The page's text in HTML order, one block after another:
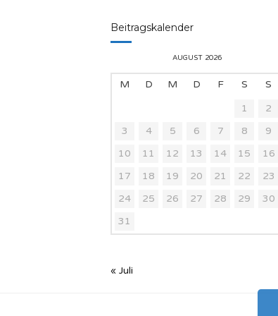
Beitragskalender
AUGUST 2026
M D M D F S
S
1
2
3
4 5 6 7 8
9
10
11 12 13 14 15
16
17
18 19 20 21 22
23
24
25 26 27 28 29
30
31
« Juli